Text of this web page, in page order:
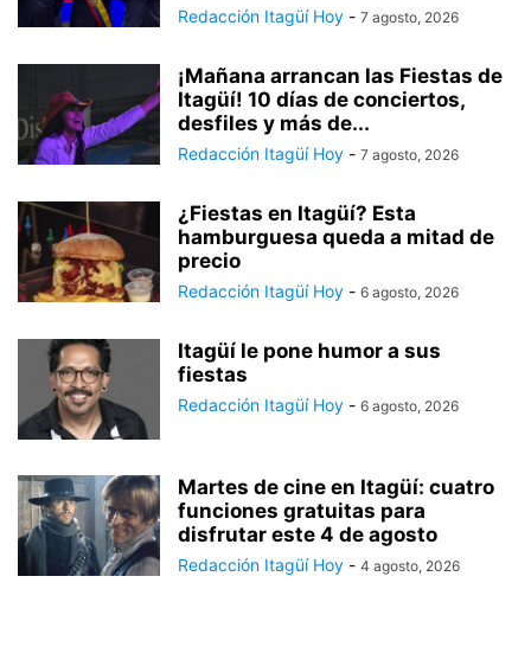
Redacción Itagüí Hoy - 7 agosto, 2026
¡Mañana arrancan las Fiestas de
Itagüí! 10 días de conciertos,
desfiles y más de...
Redacción Itagüí Hoy - 7 agosto, 2026
¿Fiestas en Itagüí? Esta
hamburguesa queda a mitad de
precio
Redacción Itagüí Hoy - 6 agosto, 2026
Itagüí le pone humor a sus
fiestas
Redacción Itagüí Hoy - 6 agosto, 2026
Martes de cine en Itagüí: cuatro
funciones gratuitas para
disfrutar este 4 de agosto
Redacción Itagüí Hoy - 4 agosto, 2026